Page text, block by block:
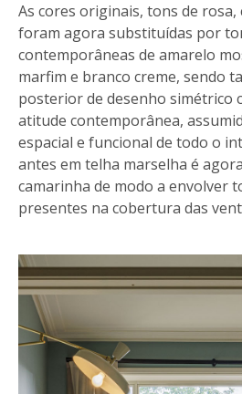
As cores originais, tons de rosa,
foram agora substituídas por
contemporâneas de amarelo
marfim e branco creme, sendo
posterior de desenho simétrico
atitude contemporânea,
espacial e funcional de todo o
antes em telha marselha é
camarinha de modo a envolver
presentes na cobertura das